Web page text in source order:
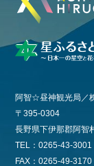
阿智☆昼神観光局／
〒395-0304
長野県下伊那郡阿智
TEL：0265-43-
FAX：0265-49-3170